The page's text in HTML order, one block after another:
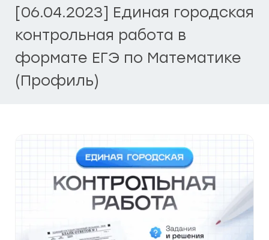
[06.04.2023] Единая городская
контрольная работа в
формате ЕГЭ по Математике
(Профиль)